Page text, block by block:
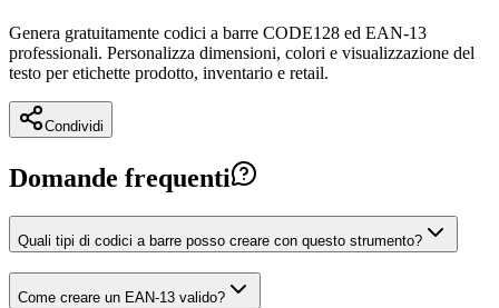
Genera gratuitamente codici a barre CODE128 ed EAN-13
professionali. Personalizza dimensioni, colori e visualizzazione del
testo per etichette prodotto, inventario e retail.
Condividi
Domande frequenti
Quali tipi di codici a barre posso creare con questo strumento?
Come creare un EAN-13 valido?